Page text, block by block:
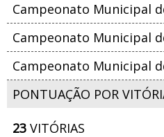
Campeonato Municipal
Campeonato Municipal
Campeonato Municipal
PONTUAÇÃO POR
23 VITÓRIAS